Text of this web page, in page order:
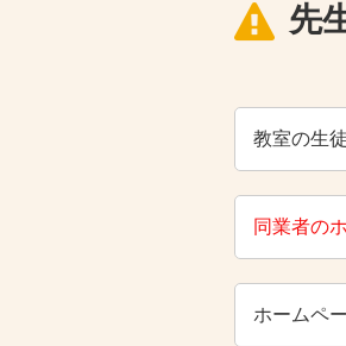
先
教室の生
同業者の
ホームペ